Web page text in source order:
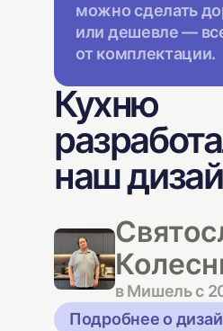
можно сделать
или дешевле —
от комплектации.
Кухню
наш
в Мишель с
Подробнее о